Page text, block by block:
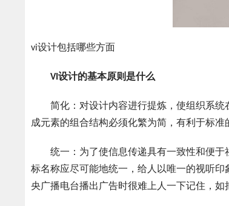
vi设计包括哪些方面
VI设计的基本原则是什么
简化：对设计内容进行提炼，使组织系统
成元素的组合结构必须化繁为简，有利于标准
统一：为了使信息传递具有一致性和便于
标名称应尽可能地统一，给人以唯一的视听
央广播电台播出广告时很难上人一下记住，如